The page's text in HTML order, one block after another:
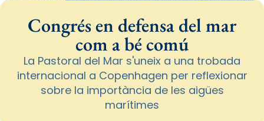
Congrés en defensa del mar
com a bé comú
La Pastoral del Mar s'uneix a una trobada
internacional a Copenhagen per reflexionar
sobre la importància de les aigües
marítimes